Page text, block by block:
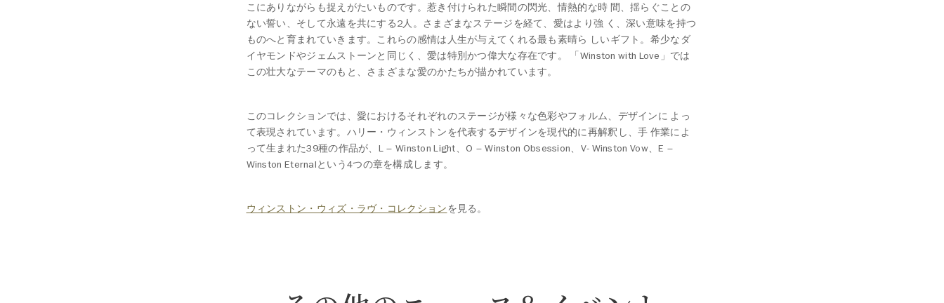
こにありながらも捉えがたいものです。惹き付けられた瞬間の閃光、情熱的な時 間、揺らぐことの
ない誓い、そして永遠を共にする2人。さまざまなステージを経て、愛はより強 く、深い意味を持つ
ものへと育まれていきます。これらの感情は人生が与えてくれる最も素晴ら しいギフト。希少なダ
イヤモンドやジェムストーンと同じく、愛は特別かつ偉大な存在です。 「Winston with Love」では
この壮大なテーマのもと、さまざまな愛のかたちが描かれています。
このコレクションでは、愛におけるそれぞれのステージが様々な色彩やフォルム、デザインに よっ
て表現されています。ハリー・ウィンストンを代表するデザインを現代的に再解釈し、手 作業によ
って生まれた39種の作品が、L – Winston Light、O – Winston Obsession、V- Winston Vow、E –
Winston Eternalという4つの章を構成します。
ウィンストン・ウィズ・ラヴ・コレクションを見る。